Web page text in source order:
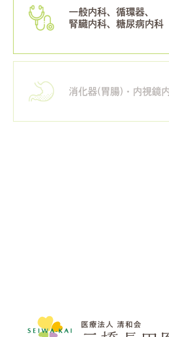
一般内科、循環器、
腎臓内科、糖尿病内科
消化器(胃腸)・内視鏡